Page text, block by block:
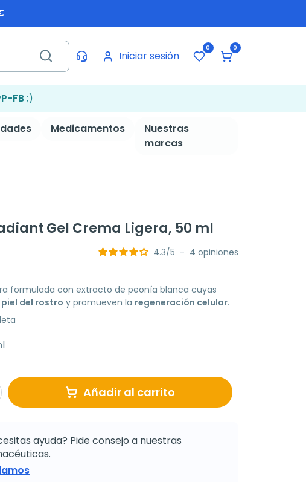
Iniciar sesión
0 0
FB;)
Medicamentos
Nuestras
marcas
Gel Crema Ligera, 50 ml
4.3/5 - 4 opiniones
formulada con extracto de peonía blanca cuyas
piel del rostro y promueven la regeneración celular.
Añadir al carrito
ayuda? Pide consejo a nuestras